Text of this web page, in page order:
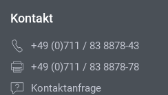
Kontakt
+49 (0)711 / 83 8878-43
+49 (0)711 / 83 8878-78
Kontaktanfrage